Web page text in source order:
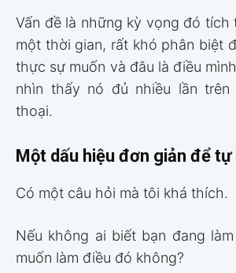
Vấn đề là những kỳ vọng đó tích
một thời gian, rất khó phân biệt
thực sự muốn và đâu là điều
nhìn thấy nó đủ nhiều lần trên
thoại.
Một dấu hiệu đơn giản để
Có một câu hỏi mà tôi khá thích.
Nếu không ai biết bạn đang
muốn làm điều đó không?